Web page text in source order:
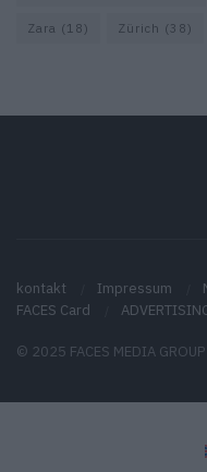
Zara (18) Zürich (38)
kontakt Impressum
FACES Card
© 2025 FACES MEDIA GROUP